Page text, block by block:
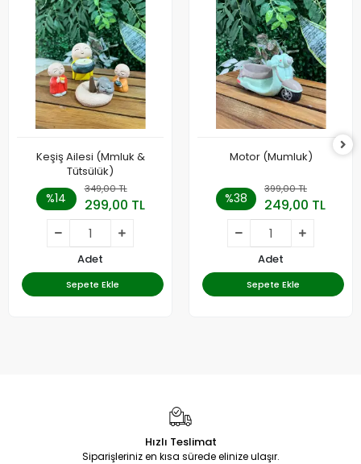
Keşiş Ailesi (Mmluk &
Tütsülük)
%14
349,00 TL
299,00 TL
Adet
Sepete Ekle
Motor (Mumluk)
%38
399,00 TL
249,00 TL
Adet
Sepete Ekle
Hızlı Teslimat
Siparişleriniz en kısa sürede elinize ulaşır.